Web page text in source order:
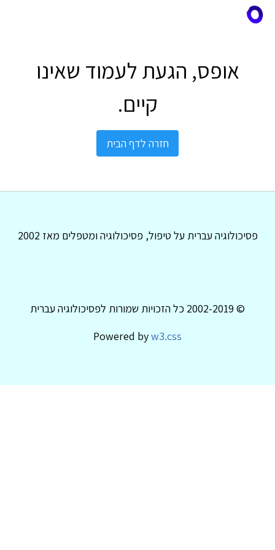
אופס, הגעת לעמוד שאינו
קיים.
חזרה לדף הבית
פסיכולוגיה עברית על טיפול, פסיכולוגיה ומטפלים מאז 2002
© 2002-2019 כל הזכויות שמורות לפסיכולוגיה עברית
Powered byw3.css